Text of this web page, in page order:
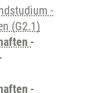
-
(G2.1)
-
-